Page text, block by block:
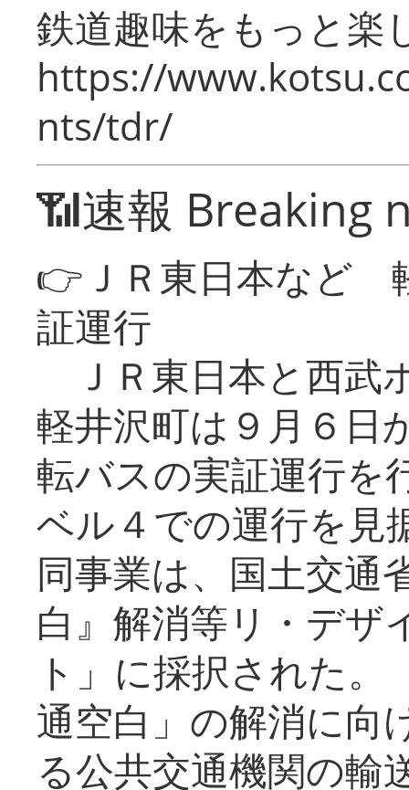
鉄道趣味をもっと楽
https://
nts/tdr/
📶速報 Breaking
👉ＪＲ東日本など
証運行
ＪＲ東日本と西武
軽井沢町は９月６日
転バスの実証運行を
ベル４での運行を見
同事業は、国土交通
白』解消等リ・デザ
ト」に採択された
通空白」の解消に向
る公共交通機関の輸